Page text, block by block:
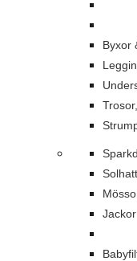
Byxor
Jackor